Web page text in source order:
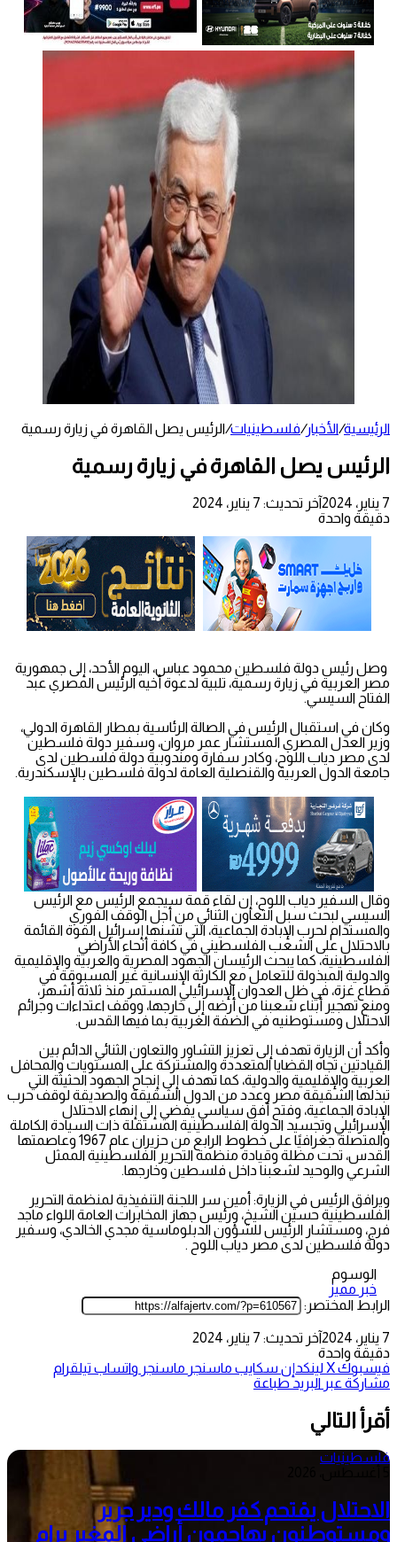
الرئيسية/الأخبار/فلسطينيات/الرئيس يصل القاهرة في زيارة رسمية
الرئيس يصل القاهرة في زيارة رسمية
7 يناير، 2024
آخر تحديث: 7 يناير، 2024
دقيقة واحدة
وصل رئيس دولة فلسطين محمود عباس، اليوم الأحد، إلى جمهورية
مصر العربية في زيارة رسمية، تلبية لدعوة أخيه الرئيس المصري عبد
الفتاح السيسي.
وكان في استقبال الرئيس في الصالة الرئاسية بمطار القاهرة الدولي،
وزير العدل المصري المستشار عمر مروان، وسفير دولة فلسطين
لدى مصر دياب اللوح، وكادر سفارة ومندوبية دولة فلسطين لدى
جامعة الدول العربية والقنصلية العامة لدولة فلسطين بالإسكندرية.
وقال السفير دياب اللوح، إن لقاء قمة سيجمع الرئيس مع الرئيس
السيسي لبحث سبل التعاون الثنائي من أجل الوقف الفوري
والمستدام لحرب الإبادة الجماعية، التي تشنها إسرائيل القوة القائمة
بالاحتلال على الشعب الفلسطيني في كافة أنحاء الأراضي
الفلسطينية، كما يبحث الرئيسان الجهود المصرية والعربية والإقليمية
والدولية المبذولة للتعامل مع الكارثة الإنسانية غير المسبوقة في
قطاع غزة، في ظل العدوان الإسرائيلي المستمر منذ ثلاثة أشهر،
ومنع تهجير أبناء شعبنا من أرضه إلى خارجها، ووقف اعتداءات وجرائم
الاحتلال ومستوطنيه في الضفة الغربية بما فيها القدس.
وأكد أن الزيارة تهدف إلى تعزيز التشاور والتعاون الثنائي الدائم بين
القيادتين تجاه القضايا المتعددة والمشتركة على المستويات والمحافل
العربية والإقليمية والدولية، كما تهدف إلى إنجاح الجهود الحثيثة التي
تبذلها الشقيقة مصر وعدد من الدول الشقيقة والصديقة لوقف حرب
الإبادة الجماعية، وفتح أفق سياسي يفضي إلى إنهاء الاحتلال
الإسرائيلي وتجسيد الدولة الفلسطينية المستقلة ذات السيادة الكاملة
والمتصلة جغرافيًا على خطوط الرابع من حزيران عام 1967 وعاصمتها
القدس، تحت مظلة وقيادة منظمة التحرير الفلسطينية الممثل
الشرعي والوحيد لشعبنا داخل فلسطين وخارجها.
ويرافق الرئيس في الزيارة: أمين سر اللجنة التنفيذية لمنظمة التحرير
الفلسطينية حسين الشيخ، ورئيس جهاز المخابرات العامة اللواء ماجد
فرج، ومستشار الرئيس للشؤون الدبلوماسية مجدي الخالدي، وسفير
دولة فلسطين لدى مصر دياب اللوح .
الوسوم
خبر مميز
الرابط المختصر:
7 يناير، 2024
آخر تحديث: 7 يناير، 2024
دقيقة واحدة
فيسبوك‫Xلينكدإن سكايب ماسنجر ماسنجر واتساب تيلقرام
مشاركة عبر البريد طباعة
أقرأ التالي
فلسطينيات
الاحتلال يقتحم كفر مالك ودير جرير
ومستوطنون يهاجمون أراضي المغير برام